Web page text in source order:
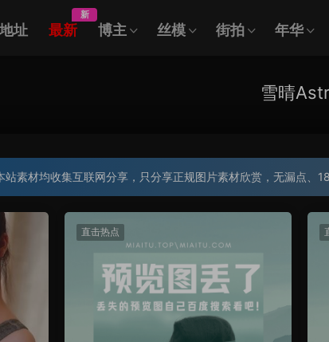
地址 最新
新
博主 丝模 街拍 年华
雪晴
站素材均收集互联网分享，只分享正规图片素材欣赏，无漏点、
直击热点